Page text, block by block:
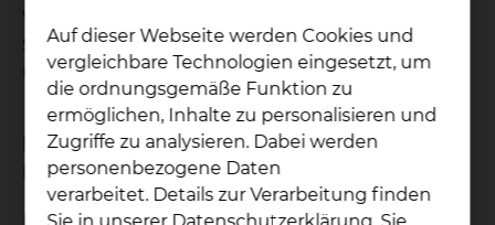
Von betroffenen Patienten werden auch gern
Spitznamen genutzt, die den Umgang einfacher
machen.
Bei welchen Krankheitsbildern ist das
Behandlungsverfahren geeignet?
Auf dieser Webseite werden Cookies und
vergleichbare Technologien eingesetzt, um
die ordnungsgemäße Funktion zu
ermöglichen, Inhalte zu personalisieren und
Zugriffe zu analysieren. Dabei werden
personenbezogene Daten
verarbeitet. Details zur Verarbeitung finden
Sie in unserer Datenschutzerklärung. Sie